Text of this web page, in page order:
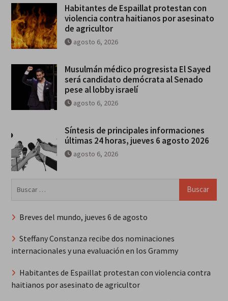
Habitantes de Espaillat protestan con
violencia contra haitianos por asesinato
de agricultor
agosto 6, 2026
Musulmán médico progresista El Sayed
será candidato demócrata al Senado
pese al lobby israelí
agosto 6, 2026
Síntesis de principales informaciones
últimas 24 horas, jueves 6 agosto 2026
agosto 6, 2026
Breves del mundo, jueves 6 de agosto
Steffany Constanza recibe dos nominaciones
internacionales y una evaluación en los Grammy
Habitantes de Espaillat protestan con violencia contra
haitianos por asesinato de agricultor